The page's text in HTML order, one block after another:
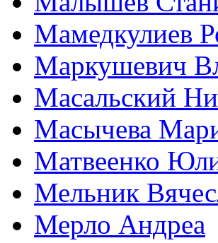
Мамедкулиев
Маркушевич
Масальский
Масычева
Матвеенко
Мельник
Мерло Андреа